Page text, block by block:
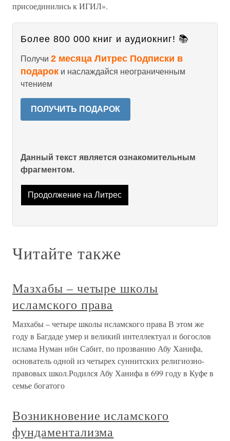
присоединились к ИГИЛ».
Более 800 000 книг и аудиокниг! 📚
Получи 2 месяца Литрес Подписки в
подарок и наслаждайся неограниченным
чтением
ПОЛУЧИТЬ ПОДАРОК
Данный текст является ознакомительным
фрагментом.
Продолжение на Литрес
Читайте также
Мазхабы – четыре школы
исламского права
Мазхабы – четыре школы исламского права В этом же
году в Багдаде умер и великий интеллектуал и богослов
ислама Нуман ибн Сабит, по прозванию Абу Ханифа,
основатель одной из четырех суннитских религиозно-
правовых школ.Родился Абу Ханифа в 699 году в Куфе в
семье богатого
Возникновение исламского
фундаментализма